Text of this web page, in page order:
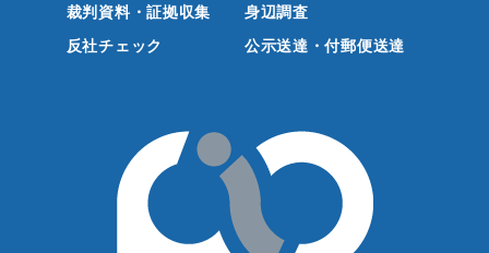
裁判資料・証拠収集
身辺調査
反社チェック
公示送達・付郵便送達